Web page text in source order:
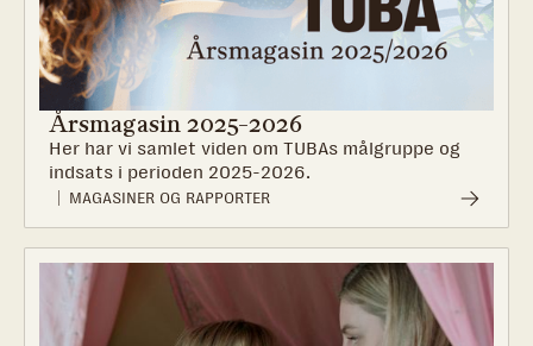
Årsmagasin 2025-2026
Her har vi samlet viden om TUBAs målgruppe og
indsats i perioden 2025-2026.
MAGASINER OG RAPPORTER